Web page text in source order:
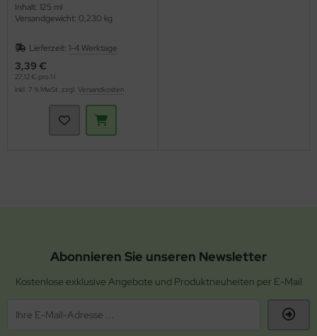
Inhalt: 125 ml
Versandgewicht: 0,230 kg
Lieferzeit: 1-4 Werktage
3,39 €
27,12 € pro 1 l
inkl. 7 % MwSt. zzgl. Versandkosten
Abonnieren Sie unseren Newsletter
Kostenlose exklusive Angebote und Produktneuheiten per E-Mail